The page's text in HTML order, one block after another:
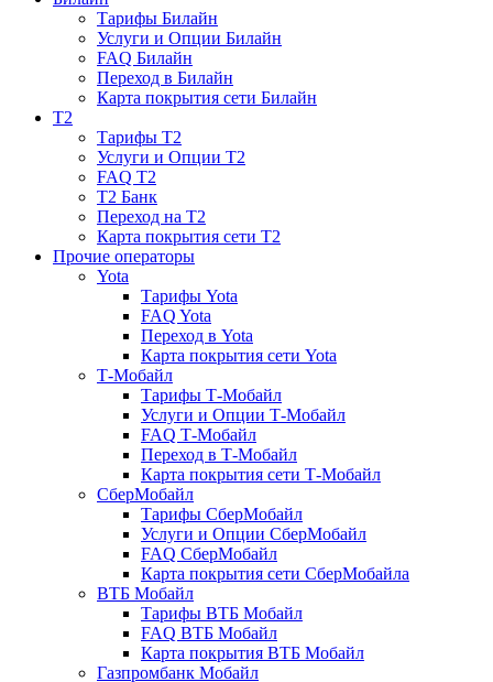
Тарифы Билайн
Услуги и Опции Билайн
FAQ Билайн
Переход в Билайн
Карта покрытия сети Билайн
T2
Тарифы T2
Услуги и Опции T2
FAQ T2
T2 Банк
Переход на T2
Карта покрытия сети T2
Прочие операторы
Yota
Тарифы Yota
FAQ Yota
Переход в Yota
Карта покрытия сети Yota
Т-Мобайл
Тарифы Т-Мобайл
Услуги и Опции Т-Мобайл
FAQ Т-Мобайл
Переход в Т-Мобайл
Карта покрытия сети Т-Мобайл
СберМобайл
Тарифы СберМобайл
Услуги и Опции СберМобайл
FAQ СберМобайл
Карта покрытия сети СберМобайлa
ВТБ Мобайл
Тарифы ВТБ Мобайл
FAQ ВТБ Мобайл
Карта покрытия ВТБ Мобайл
Газпромбанк Мобайл